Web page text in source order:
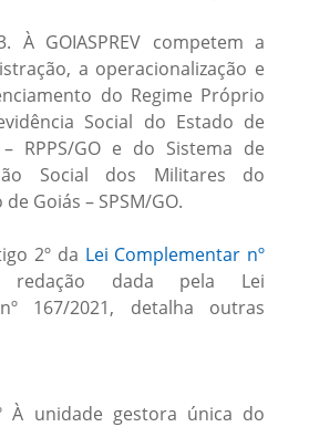
À GOIASPREV competem a
a operacionalização e
do Regime Próprio
Social do Estado de
RPPS/GO e do Sistema de
Social dos Militares do
de Goiás – SPSM/GO.
2º da Lei Complementar nº
dada pela Lei
167/2021, detalha outras
À unidade gestora única do